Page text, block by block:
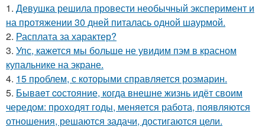
1. Девушка решила провести необычный эксперимент и
на протяжении 30 дней питалась одной шаурмой.
2. Расплата за характер?
3. Упс, кажется мы больше не увидим пэм в красном
купальнике на экране.
4. 15 проблем, с которыми справляется розмарин.
5. Бывaeт coстояние, когда внешне жизнь идёт своим
чередом: проходят годы, меняется работа, появляются
отношения, решаются задачи, достигаются цели.